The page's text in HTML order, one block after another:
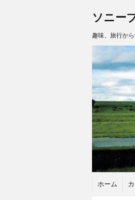
ソニー
趣味、旅行か
ホーム